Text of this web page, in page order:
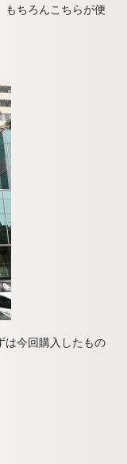
もちろんこちらが便
は今回購入したもの